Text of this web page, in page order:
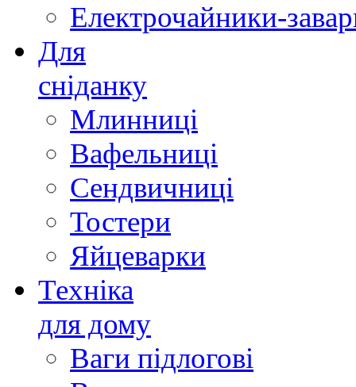
Електрочайники-
Для
сніданку
Млинниці
Вафельниці
Сендвичниці
Тостери
Яйцеварки
Техніка
для дому
Ваги підлогові